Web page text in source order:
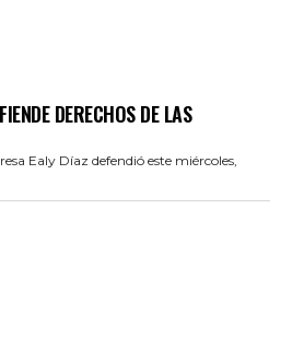
DERECHOS DE LAS
Ealy Díaz defendió este miércoles,